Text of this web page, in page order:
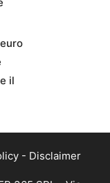
il
- Disclaimer